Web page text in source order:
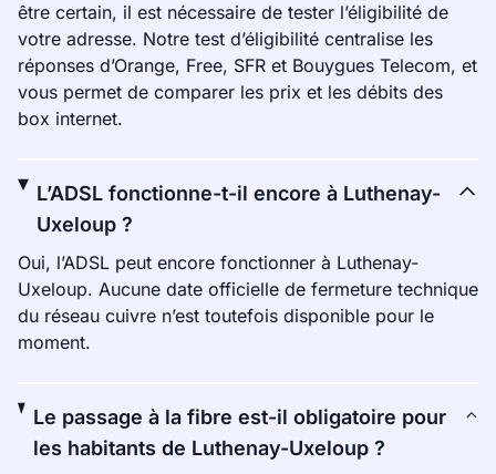
être certain, il est nécessaire de tester l’éligibilité de
votre adresse. Notre test d’éligibilité centralise les
réponses d’Orange, Free, SFR et Bouygues Telecom, et
vous permet de comparer les prix et les débits des
box internet.
L’ADSL fonctionne-t-il encore à Luthenay-
Uxeloup ?
Oui, l’ADSL peut encore fonctionner à Luthenay-
Uxeloup. Aucune date officielle de fermeture technique
du réseau cuivre n’est toutefois disponible pour le
moment.
Le passage à la fibre est-il obligatoire pour
les habitants de Luthenay-Uxeloup ?